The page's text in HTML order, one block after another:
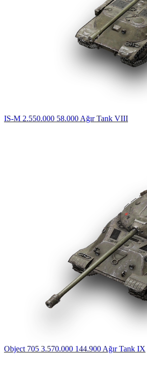
IS-M 2.550.000 58.000 Ağır Tank VIII
Object 705 3.570.000 144.900 Ağır Tank IX